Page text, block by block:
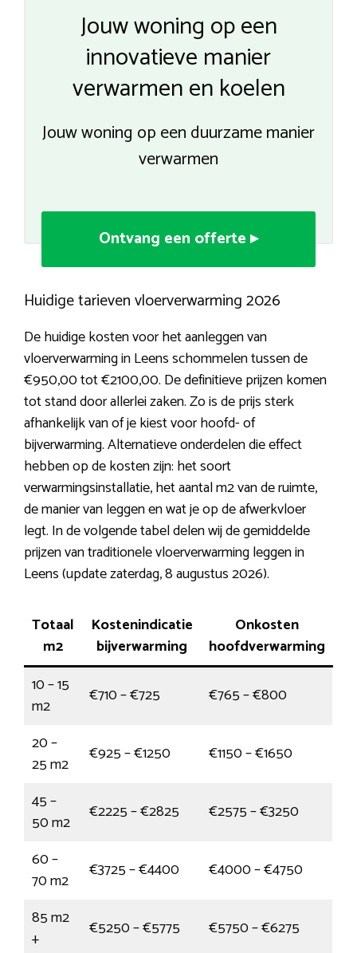
Jouw woning op een
innovatieve manier
verwarmen en koelen
Jouw woning op een duurzame manier
verwarmen
Ontvang een offerte ▸
Huidige tarieven vloerverwarming 2026
De huidige kosten voor het aanleggen van
vloerverwarming in Leens schommelen tussen de
€950,00 tot €2100,00. De definitieve prijzen komen
tot stand door allerlei zaken. Zo is de prijs sterk
afhankelijk van of je kiest voor hoofd- of
bijverwarming. Alternatieve onderdelen die effect
hebben op de kosten zijn: het soort
verwarmingsinstallatie, het aantal m2 van de ruimte,
de manier van leggen en wat je op de afwerkvloer
legt. In de volgende tabel delen wij de gemiddelde
prijzen van traditionele vloerverwarming leggen in
Leens (update zaterdag, 8 augustus 2026).
Totaal
m2
Kostenindicatie
bijverwarming
Onkosten
hoofdverwarming
10 – 15
m2
€710 – €725
€765 – €800
20 –
25 m2
€925 – €1250
€1150 – €1650
45 –
50 m2
€2225 – €2825
€2575 – €3250
60 –
70 m2
€3725 – €4400
€4000 – €4750
85 m2
+
€5250 – €5775 €5750 – €6275